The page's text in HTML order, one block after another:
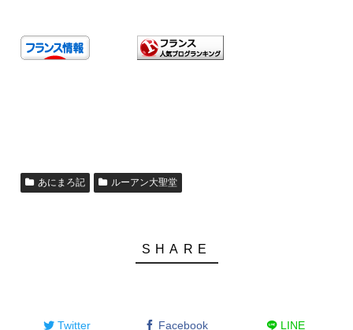
あにまろ記 ルーアン大聖堂
Twitter Facebook LINE